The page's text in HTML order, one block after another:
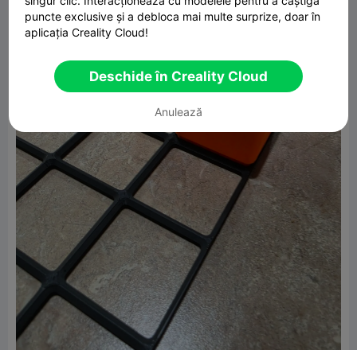
puncte exclusive și a debloca mai multe surprize, doar în
aplicația Creality Cloud!
Deschide în Creality Cloud
Anulează